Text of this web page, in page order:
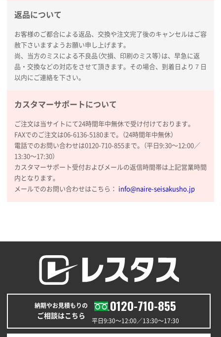
新潟県R社様
2026年01月16日 10:53
納期が比較的短く、ロット数が豊富に選べて価格が安
かったため
山口県P社様
③1枚
希望の商品の取り扱いがあったので
大阪府のお客様
厚手コットンマチ付トートL ナチュラル(A4対応)
200枚
2025年12月25日 13:33
以前の注文も含め価格と品質
青森県K社様
ワンポイントポリ袋 A4サイズ1000枚
2025年12月24日 13:22
安い
返品について
お客様のご都合による返品、交換や注文完了後のキャンセルはご容
赦下さいますようお願い申し上げます。
尚、当方のミスによる不良品（欠損、印刷のミス等）は、早急に返
品・交換などの対応をさせて頂きます。その場合、到着日より７日
以内にご連絡を下さい。
カスタマーサポートについて
ご注文は当サイトにて24時間年中無休で受け付けております。
FAXでのご注文は06-6136-5180まで。（24時間年中無休）
電話でのお問い合わせは0120-710-855まで。（平日9:30〜12:00／
13:30〜17:30）
カスタマーサポート受付およびメールの返信時間帯は上記営業時間
内となります。
メールでのお問い合わせはこちら： info@naire-seisakusho.jp
納期やお見積もりの
ご相談はこちら
0120-710-855
平日9:30〜12:00／13:30〜17:30